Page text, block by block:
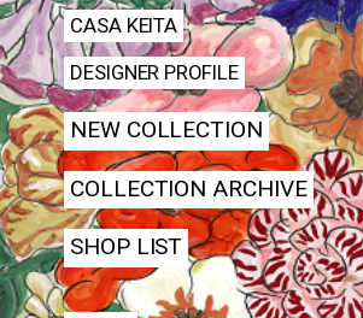
CASA KEITA
DESIGNER PROFILE
NEW COLLECTION
COLLECTION ARCHIVE
SHOP LIST